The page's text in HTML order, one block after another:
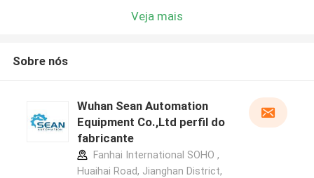
Veja mais
Sobre nós
Wuhan Sean Automation
Equipment Co.,Ltd perfil do
fabricante
Fanhai International SOHO ,
Huaihai Road, Jianghan District,